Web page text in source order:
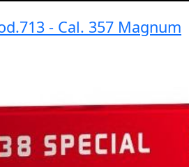
- Cal. 357 Magnum